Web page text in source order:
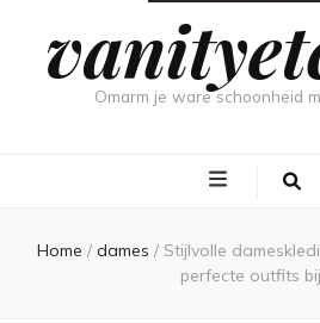
Omarm je ware schoonheid
Home / dames / Stijlvolle
perfecte outfits